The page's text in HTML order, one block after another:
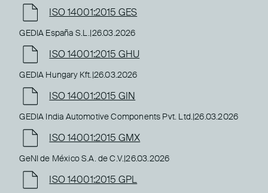
ISO 14001:2015 GES
GEDIA España S.L.|26.03.2026
ISO 14001:2015 GHU
GEDIA Hungary Kft.|26.03.2026
ISO 14001:2015 GIN
GEDIA India Automotive Components Pvt. Ltd.|26.03.2026
ISO 14001:2015 GMX
GeNI de México S.A. de C.V.|26.03.2026
ISO 14001:2015 GPL